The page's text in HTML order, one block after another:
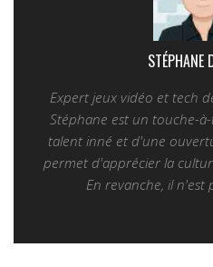
STÉPHANE
Expert jeux vidéo et tech
Stéphane est un touche-
talent inné et d'une
permet d'apprécier la
En revanche, il n'est